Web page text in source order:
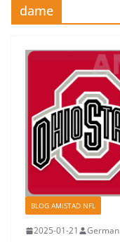
dame
BLOG AMISTAD NFL
2025-01-21 German